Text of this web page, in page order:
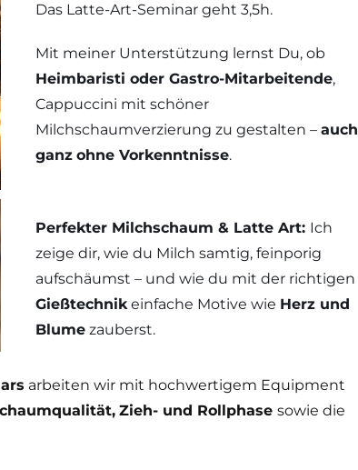
Das Latte-Art-Seminar geht 3,5h.
Mit meiner Unterstützung lernst Du, ob
Heimbaristi oder Gastro-Mitarbeitende,
Cappuccini mit schöner
Milchschaumverzierung zu gestalten – auch
ganz ohne Vorkenntnisse.
Perfekter Milchschaum & Latte Art: Ich
zeige dir, wie du Milch samtig, feinporig
aufschäumst – und wie du mit der richtigen
Gießtechnikeinfache Motive wie Herz und
Blumezauberst.
arbeiten wir mit hochwertigem Equipment
Zieh- und Rollphase sowie die